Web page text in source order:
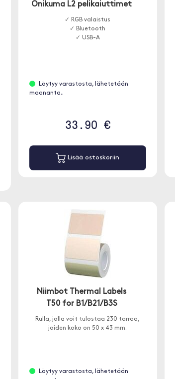
Onikuma L2 pelikaiuttimet
✓ RGB valaistus
✓ Bluetooth
✓ USB-A
Löytyy varastosta, lähetetään
maananta..
33.90 €
Lisää ostoskoriin
Niimbot Thermal Labels
T50 for B1/B21/B3S
Rulla, jolla voit tulostaa 230 tarraa,
joiden koko on 50 x 43 mm.
Löytyy varastosta, lähetetään